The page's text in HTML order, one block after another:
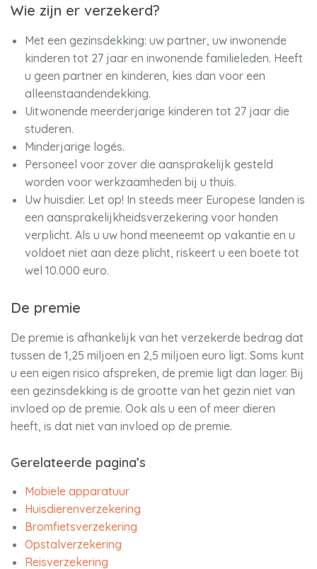
Wie zijn er verzekerd?
Met een gezinsdekking: uw partner, uw inwonende
kinderen tot 27 jaar en inwonende familieleden. Heeft
u geen partner en kinderen, kies dan voor een
alleenstaandendekking.
Uitwonende meerderjarige kinderen tot 27 jaar die
studeren.
Minderjarige logés.
Personeel voor zover die aansprakelijk gesteld
worden voor werkzaamheden bij u thuis.
Uw huisdier. Let op! In steeds meer Europese landen is
een aansprakelijkheidsverzekering voor honden
verplicht. Als u uw hond meeneemt op vakantie en u
voldoet niet aan deze plicht, riskeert u een boete tot
wel 10.000 euro.
De premie
De premie is afhankelijk van het verzekerde bedrag dat
tussen de 1,25 miljoen en 2,5 miljoen euro ligt. Soms kunt
u een eigen risico afspreken, de premie ligt dan lager. Bij
een gezinsdekking is de grootte van het gezin niet van
invloed op de premie. Ook als u een of meer dieren
heeft, is dat niet van invloed op de premie.
Gerelateerde pagina’s
Mobiele apparatuur
Huisdierenverzekering
Bromfietsverzekering
Opstalverzekering
Reisverzekering